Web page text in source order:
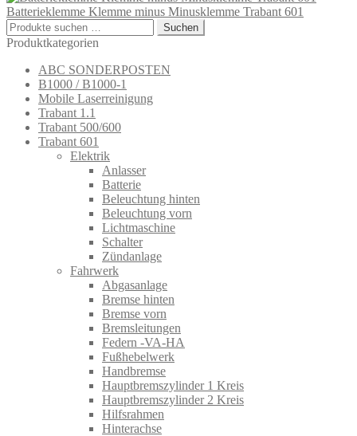
Batterieklemme Klemme minus Minusklemme Trabant 601
Suchen
nach:
Suchen
Produktkategorien
ABC SONDERPOSTEN
B1000 / B1000-1
Mobile Laserreinigung
Trabant 1.1
Trabant 500/600
Trabant 601
Elektrik
Anlasser
Batterie
Beleuchtung hinten
Beleuchtung vorn
Lichtmaschine
Schalter
Zündanlage
Fahrwerk
Abgasanlage
Bremse hinten
Bremse vorn
Bremsleitungen
Federn -VA-HA
Fußhebelwerk
Handbremse
Hauptbremszylinder 1 Kreis
Hauptbremszylinder 2 Kreis
Hilfsrahmen
Hinterachse